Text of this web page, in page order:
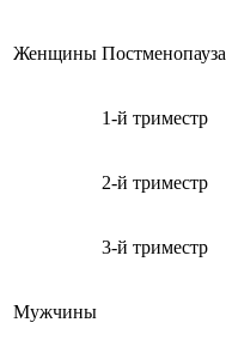
Женщины Постменопауза
1-й триместр
2-й триместр
3-й триместр
Мужчины